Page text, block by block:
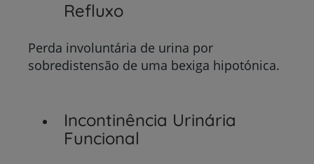
Refluxo
Perda involuntária de urina por
sobredistensão de uma bexiga hipotónica.
Incontinência Urinária
Funcional